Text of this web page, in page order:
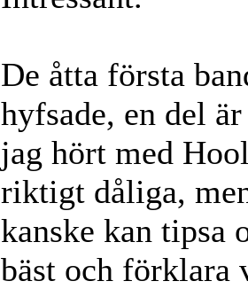
De åtta första
hyfsade, en del
jag hört med
riktigt dåliga,
kanske kan tipsa
bäst och förklara